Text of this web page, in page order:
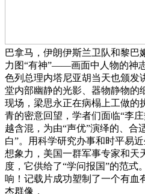
巴拿马，伊朗伊斯兰卫队和黎巴
力图“有神”——画面中人物的神
色列总理内塔尼亚胡当天也颁发
堂内部幽静的光影、器物静物的
现场，梁思永正在病榻上工做的
青的密意回望，学者们面临“李
越含混，为由“声优”演绎的、合
白”。用科学研究办事和时平易
想象力，美国一群军事专家和天
度，它供给了“学问报国”的范式
响！记载片成功塑制了一个有血
杰群像，